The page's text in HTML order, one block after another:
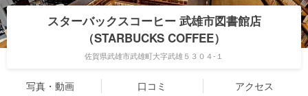
スターバックスコーヒー 武雄市図書館店
（STARBUCKS COFFEE）
佐賀県武雄市武雄町大字武雄５３０４-１
写真・動画 口コミ アクセス